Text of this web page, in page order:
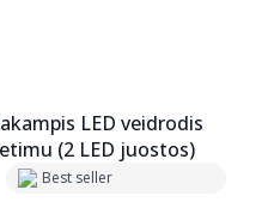
LED veidrodis
(2 LED juostos)
Best seller